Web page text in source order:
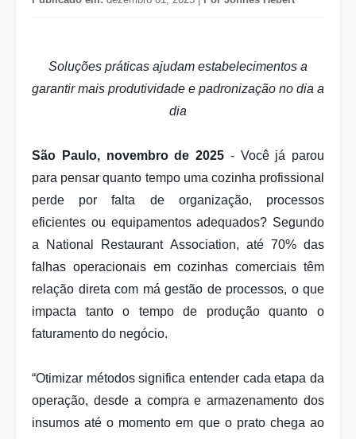
Soluções práticas ajudam estabelecimentos a
garantir mais produtividade e padronização no dia a
dia
São Paulo, novembro de 2025 - Você já parou
para pensar quanto tempo uma cozinha profissional
perde por falta de organização, processos
eficientes ou equipamentos adequados? Segundo
a National Restaurant Association, até 70% das
falhas operacionais em cozinhas comerciais têm
relação direta com má gestão de processos, o que
impacta tanto o tempo de produção quanto o
faturamento do negócio.
“Otimizar métodos significa entender cada etapa da
operação, desde a compra e armazenamento dos
insumos até o momento em que o prato chega ao